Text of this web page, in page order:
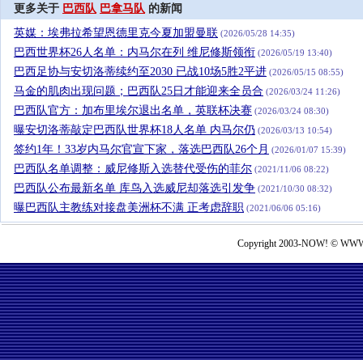
更多关于 巴西队 巴拿马队 的新闻
英媒：埃弗拉希望恩德里克今夏加盟曼联 (2026/05/28 14:35)
巴西世界杯26人名单：内马尔在列 维尼修斯领衔 (2026/05/19 13:40)
巴西足协与安切洛蒂续约至2030 已战10场5胜2平进 (2026/05/15 08:55)
马金的肌肉出现问题；巴西队25日才能迎来全员合 (2026/03/24 11:26)
巴西队官方：加布里埃尔退出名单，英联杯决赛 (2026/03/24 08:30)
曝安切洛蒂敲定巴西队世界杯18人名单 内马尔仍 (2026/03/13 10:54)
签约1年！33岁内马尔官宣下家，落选巴西队26个月 (2026/01/07 15:39)
巴西队名单调整：威尼修斯入选替代受伤的菲尔 (2021/11/06 08:22)
巴西队公布最新名单 库鸟入选威尼却落选引发争 (2021/10/30 08:32)
曝巴西队主教练对接盘美洲杯不满 正考虑辞职 (2021/06/06 05:16)
Copyright 2003-NOW! ©